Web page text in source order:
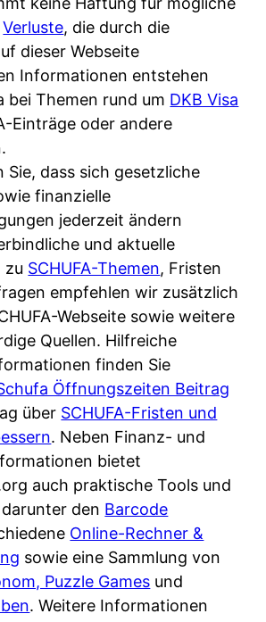
Verluste, die durch die
dieser Webseite
Informationen entstehen
bei Themen rund um DKB Visa
Einträge oder andere
Sie, dass sich gesetzliche
finanzielle
jederzeit ändern
und aktuelle
zu SCHUFA-Themen, Fristen
empfehlen wir zusätzlich
Webseite sowie weitere
Quellen. Hilfreiche
finden Sie
Öffnungszeiten Beitrag
über SCHUFA-Fristen und
. Neben Finanz- und
bietet
auch praktische Tools und
den Barcode
Online-Rechner &
sowie eine Sammlung von
Puzzle Games und
. Weitere Informationen